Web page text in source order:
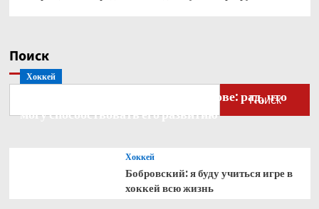
Поиск
Поиск
Хоккей
Бобровский — о голкипере Ахтямове: рад, что
могу способствовать его развитию
Хоккей
Бобровский: я буду учиться игре в
хоккей всю жизнь